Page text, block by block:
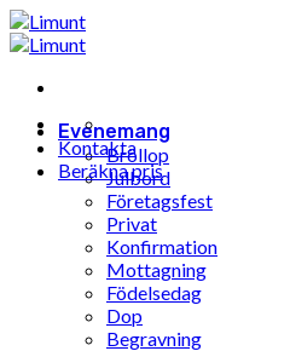
Hoppa
till
Evenemang
Bröllop
Julbord
Företagsfest
Privat
Konfirmation
Mottagning
Födelsedag
Dop
Begravning
Kontakta
Beräkna pris